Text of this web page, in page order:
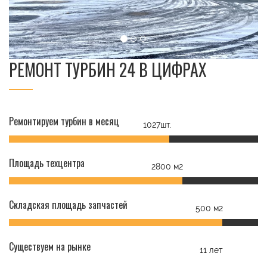
РЕМОНТ ТУРБИН 24 В ЦИФРАХ
Ремонтируем турбин в месяц 1027шт.
Площадь техцентра 2800 м2
Складская площадь запчастей 500 м2
Существуем на рынке 11 лет